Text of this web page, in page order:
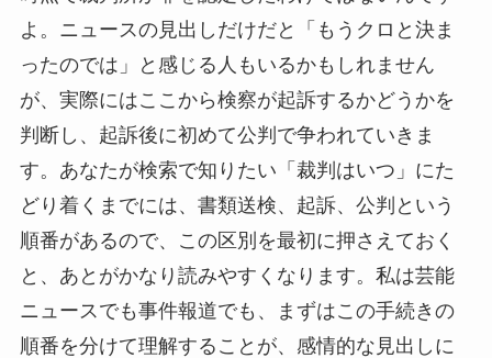
よ。ニュースの見出しだけだと「もうクロと決ま
ったのでは」と感じる人もいるかもしれません
が、実際にはここから検察が起訴するかどうかを
判断し、起訴後に初めて公判で争われていきま
す。あなたが検索で知りたい「裁判はいつ」にた
どり着くまでには、書類送検、起訴、公判という
順番があるので、この区別を最初に押さえておく
と、あとがかなり読みやすくなります。私は芸能
ニュースでも事件報道でも、まずはこの手続きの
順番を分けて理解することが、感情的な見出しに